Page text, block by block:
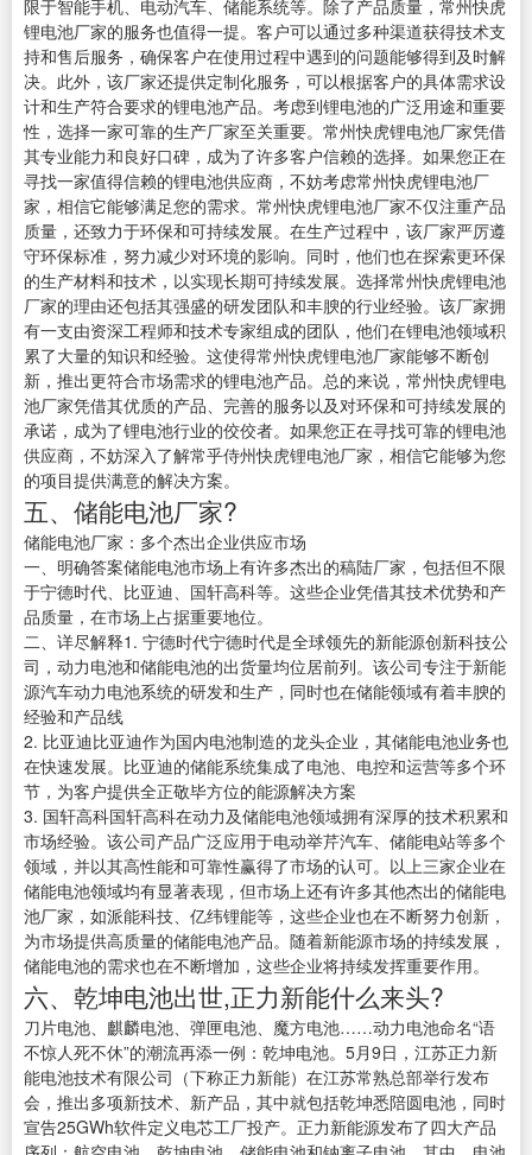
限于智能手机、电动汽车、储能系统等。除了产品质量，常州快虎
锂电池厂家的服务也值得一提。客户可以通过多种渠道获得技术支
持和售后服务，确保客户在使用过程中遇到的问题能够得到及时解
决。此外，该厂家还提供定制化服务，可以根据客户的具体需求设
计和生产符合要求的锂电池产品。考虑到锂电池的广泛用途和重要
性，选择一家可靠的生产厂家至关重要。常州快虎锂电池厂家凭借
其专业能力和良好口碑，成为了许多客户信赖的选择。如果您正在
寻找一家值得信赖的锂电池供应商，不妨考虑常州快虎锂电池厂
家，相信它能够满足您的需求。常州快虎锂电池厂家不仅注重产品
质量，还致力于环保和可持续发展。在生产过程中，该厂家严厉遵
守环保标准，努力减少对环境的影响。同时，他们也在探索更环保
的生产材料和技术，以实现长期可持续发展。选择常州快虎锂电池
厂家的理由还包括其强盛的研发团队和丰腴的行业经验。该厂家拥
有一支由资深工程师和技术专家组成的团队，他们在锂电池领域积
累了大量的知识和经验。这使得常州快虎锂电池厂家能够不断创
新，推出更符合市场需求的锂电池产品。总的来说，常州快虎锂电
池厂家凭借其优质的产品、完善的服务以及对环保和可持续发展的
承诺，成为了锂电池行业的佼佼者。如果您正在寻找可靠的锂电池
供应商，不妨深入了解常乎侍州快虎锂电池厂家，相信它能够为您
的项目提供满意的解决方案。
五、储能电池厂家?
储能电池厂家：多个杰出企业供应市场
一、明确答案储能电池市场上有许多杰出的稿陆厂家，包括但不限
于宁德时代、比亚迪、国轩高科等。这些企业凭借其技术优势和产
品质量，在市场上占据重要地位。
二、详尽解释1. 宁德时代宁德时代是全球领先的新能源创新科技公
司，动力电池和储能电池的出货量均位居前列。该公司专注于新能
源汽车动力电池系统的研发和生产，同时也在储能领域有着丰腴的
经验和产品线
2. 比亚迪比亚迪作为国内电池制造的龙头企业，其储能电池业务也
在快速发展。比亚迪的储能系统集成了电池、电控和运营等多个环
节，为客户提供全正敬毕方位的能源解决方案
3. 国轩高科国轩高科在动力及储能电池领域拥有深厚的技术积累和
市场经验。该公司产品广泛应用于电动举芹汽车、储能电站等多个
领域，并以其高性能和可靠性赢得了市场的认可。以上三家企业在
储能电池领域均有显著表现，但市场上还有许多其他杰出的储能电
池厂家，如派能科技、亿纬锂能等，这些企业也在不断努力创新，
为市场提供高质量的储能电池产品。随着新能源市场的持续发展，
储能电池的需求也在不断增加，这些企业将持续发挥重要作用。
六、乾坤电池出世,正力新能什么来头?
刀片电池、麒麟电池、弹匣电池、魔方电池……动力电池命名“语
不惊人死不休”的潮流再添一例：乾坤电池。5月9日，江苏正力新
能电池技术有限公司（下称正力新能）在江苏常熟总部举行发布
会，推出多项新技术、新产品，其中就包括乾坤悉陪圆电池，同时
宣告25GWh软件定义电芯工厂投产。正力新能源发布了四大产品